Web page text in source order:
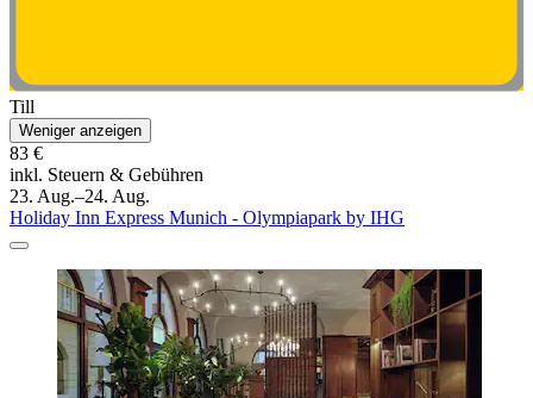
Till
Weniger anzeigen
83 €
inkl. Steuern & Gebühren
23. Aug.–24. Aug.
Holiday Inn Express Munich - Olympiapark by IHG